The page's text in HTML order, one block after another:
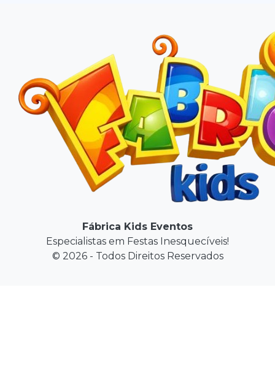
Fábrica Kids Eventos
Especialistas em Festas Inesquecíveis!
© 2026 - Todos Direitos Reservados